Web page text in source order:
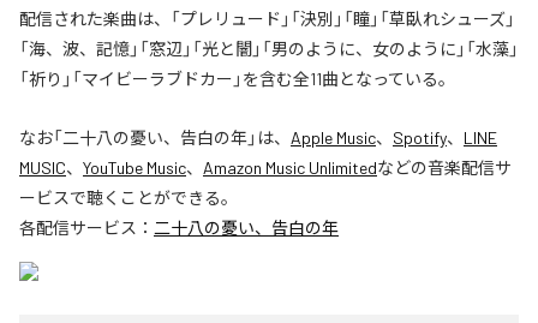
配信された楽曲は、「プレリュード」「決別」「瞳」「草臥れシューズ」
「海、波、記憶」「窓辺」「光と闇」「男のように、女のように」「水藻」
「祈り」「マイビーラブドカー」を含む全11曲となっている。
なお「二十八の憂い、告白の年」は、 Apple Music、 Spotify、 LINE
MUSIC、 YouTube Music、 Amazon Music Unlimitedなどの音楽配信サ
ービスで聴くことができる。
各配信サービス： 二十八の憂い、告白の年